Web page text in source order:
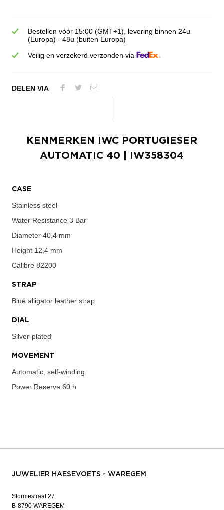
Bestellen vóór 15:00 (GMT+1), levering binnen 24u
(Europa) - 48u (buiten Europa)
Veilig en verzekerd verzonden via
DELEN VIA
KENMERKEN
IWC PORTUGIESER
AUTOMATIC 40 | IW358304
CASE
Stainless steel
Water Resistance 3 Bar
Diameter 40,4 mm
Height 12,4 mm
Calibre 82200
STRAP
Blue alligator leather strap
DIAL
Silver-plated
MOVEMENT
Automatic, self-winding
Power Reserve 60 h
JUWELIER HAESEVOETS - WAREGEM
Stormestraat 27
B-8790 WAREGEM